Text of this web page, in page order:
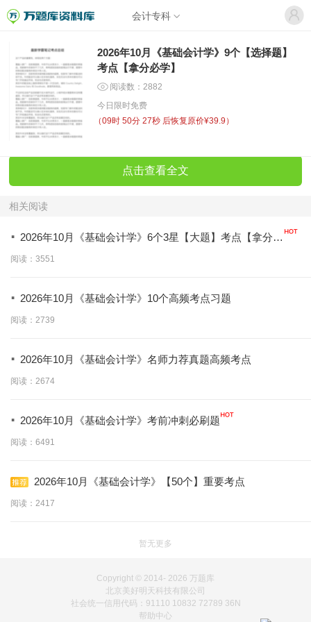
会计专科
2026年10月《基础会计学》9个【选择题】
考点【拿分必学】
阅读数：2882
今日限时免费
（09时 50分 27秒 后恢复原价¥39.9）
点击查看全文
相关阅读
· 2026年10月《基础会计学》6个3星【大题】考点【拿分必
背】
阅读：3551
· 2026年10月《基础会计学》10个高频考点习题
阅读：2739
· 2026年10月《基础会计学》名师力荐真题高频考点
阅读：2674
· 2026年10月《基础会计学》考前冲刺必刷题
阅读：6491
2026年10月《基础会计学》【50个】重要考点
阅读：2417
暂无更多
Copyright © 2014- 2026 万题库
北京美好明天科技有限公司
社会统一信用代码：91110 10832 72789 36N
帮助中心